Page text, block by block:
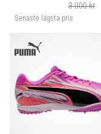
3 000 kr
Senaste lägsta pris